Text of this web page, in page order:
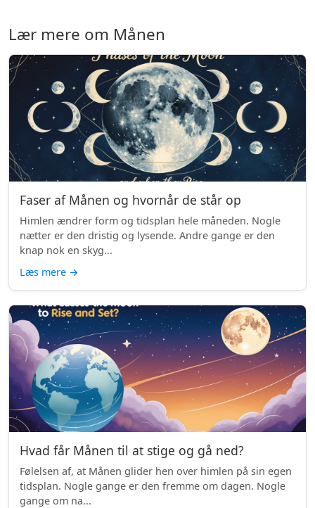
Lær mere om Månen
Faser af Månen og hvornår de står op
Himlen ændrer form og tidsplan hele måneden. Nogle
nætter er den dristig og lysende. Andre gange er den
knap nok en skyg...
Læs mere →
Hvad får Månen til at stige og gå ned?
Følelsen af, at Månen glider hen over himlen på sin egen
tidsplan. Nogle gange er den fremme om dagen. Nogle
gange om na...